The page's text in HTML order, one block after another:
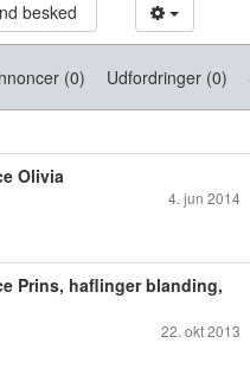
besked
(0) Udfordringer (0)
Olivia
4. jun 2014
Prins, haflinger blanding,
22. okt 2013